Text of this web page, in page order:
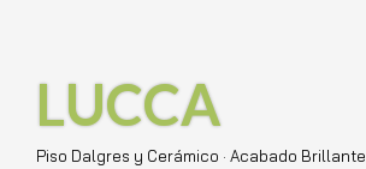
LUCCA
Piso Dalgres y Cerámico · Acabado Brillante